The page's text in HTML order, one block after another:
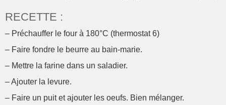
RECETTE :
– Préchauffer le four à 180°C (thermostat 6)
– Faire fondre le beurre au bain-marie.
– Mettre la farine dans un saladier.
– Ajouter la levure.
– Faire un puit et ajouter les oeufs. Bien mélanger.